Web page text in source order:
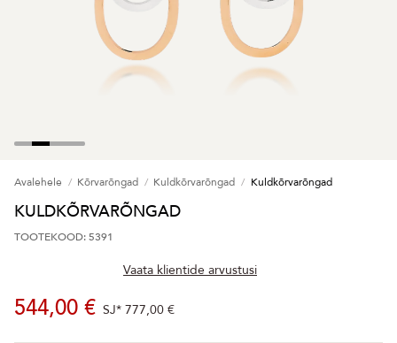
Avalehele Kõrvarõngad Kuldkõrvarõngad Kuldkõrvarõngad
KULDKÕRVARÕNGAD
TOOTEKOOD: 5391
Vaata klientide arvustusi
544,00 € SJ* 777,00 €